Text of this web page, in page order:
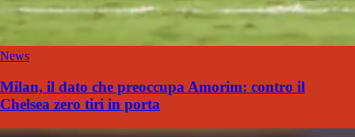
News
Milan, il dato che preoccupa Amorim: contro il
Chelsea zero tiri in porta